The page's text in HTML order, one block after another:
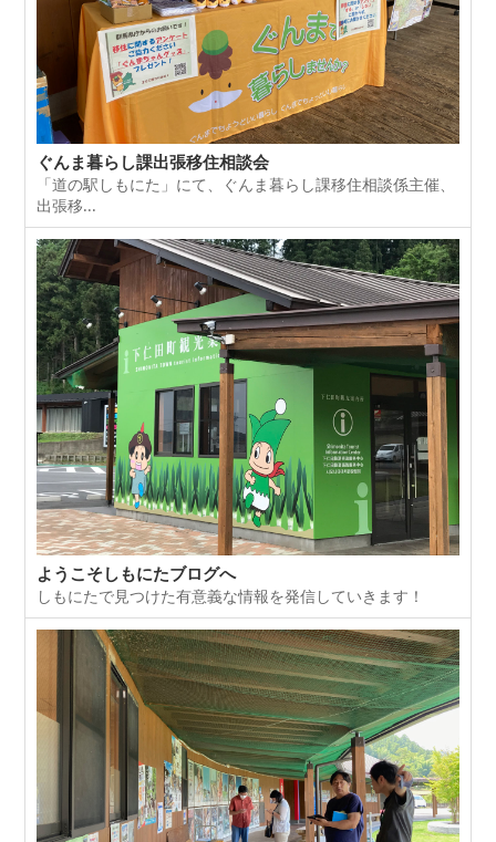
ぐんま暮らし課出張移住相談会
「道の駅しもにた」にて、ぐんま暮らし課移住相談係主催、
出張移...
ようこそしもにたブログへ
しもにたで見つけた有意義な情報を発信していきます！